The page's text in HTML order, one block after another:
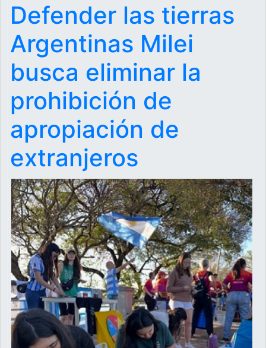
Defender las tierras
Argentinas Milei
busca eliminar la
prohibición de
apropiación de
extranjeros